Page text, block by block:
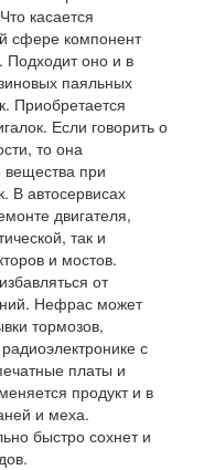
касается
сфере компонент
Подходит оно и в
паяльных
Приобретается
Если говорить о
то она
вещества при
В автосервисах
двигателя,
так и
и мостов.
от
Нефрас может
тормозов,
с
платы и
продукт и в
и меха.
быстро сохнет и